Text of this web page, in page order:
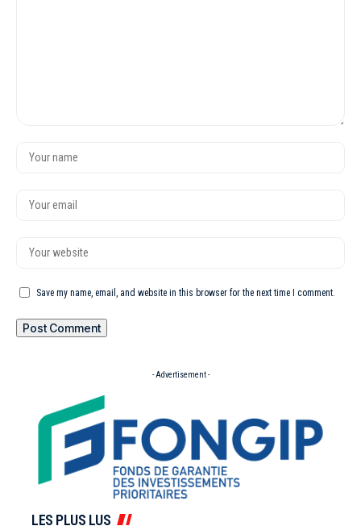
Save my name, email, and website in this browser for the next time I comment.
- Advertisement -
LES PLUS LUS